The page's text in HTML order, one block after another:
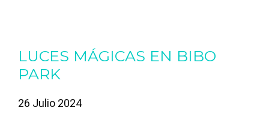
LUCES MÁGICAS EN BIBO
PARK
26 Julio 2024